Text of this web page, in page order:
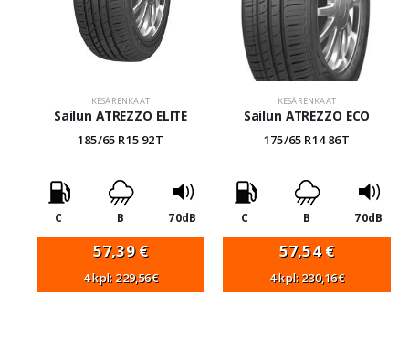
KESÄRENKAAT
Sailun ATREZZO ELITE
185/65 R15 92T
C B 70dB
57,39€
4 kpl: 229,56€
KESÄRENKAAT
Sailun ATREZZO ECO
175/65 R14 86T
C B 70dB
57,54€
4 kpl: 230,16€